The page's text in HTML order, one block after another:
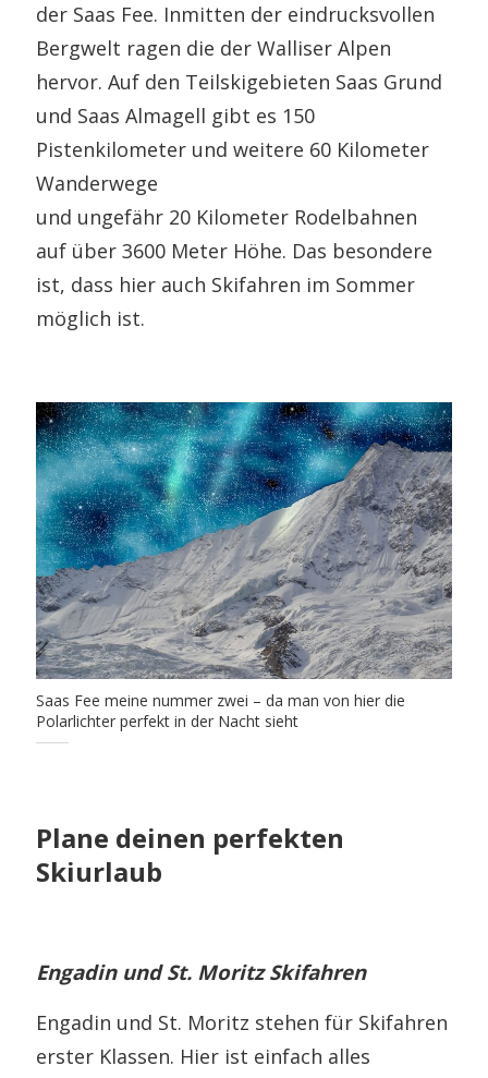
der Saas Fee. Inmitten der eindrucksvollen
Bergwelt ragen die der Walliser Alpen
hervor. Auf den Teilskigebieten Saas Grund
und Saas Almagell gibt es 150
Pistenkilometer und weitere 60 Kilometer
Wanderwege
und ungefähr 20 Kilometer Rodelbahnen
auf über 3600 Meter Höhe. Das besondere
ist, dass hier auch Skifahren im Sommer
möglich ist.
Saas Fee meine nummer zwei – da man von hier die
Polarlichter perfekt in der Nacht sieht
Plane deinen perfekten
Skiurlaub
Engadin und St. Moritz Skifahren
Engadin und St. Moritz stehen für Skifahren
erster Klassen. Hier ist einfach alles